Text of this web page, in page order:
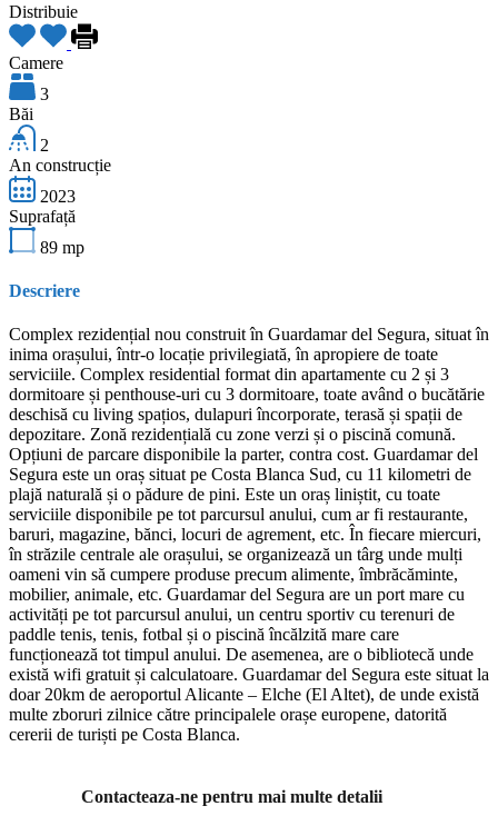
Distribuie
Camere
3
Băi
2
An construcție
2023
Suprafață
89 mp
Descriere
Complex rezidențial nou construit în Guardamar del Segura, situat în
inima orașului, într-o locație privilegiată, în apropiere de toate
serviciile. Complex residential format din apartamente cu 2 și 3
dormitoare și penthouse-uri cu 3 dormitoare, toate având o bucătărie
deschisă cu living spațios, dulapuri încorporate, terasă și spații de
depozitare. Zonă rezidențială cu zone verzi și o piscină comună.
Opțiuni de parcare disponibile la parter, contra cost. Guardamar del
Segura este un oraș situat pe Costa Blanca Sud, cu 11 kilometri de
plajă naturală și o pădure de pini. Este un oraș liniștit, cu toate
serviciile disponibile pe tot parcursul anului, cum ar fi restaurante,
baruri, magazine, bănci, locuri de agrement, etc. În fiecare miercuri,
în străzile centrale ale orașului, se organizează un târg unde mulți
oameni vin să cumpere produse precum alimente, îmbrăcăminte,
mobilier, animale, etc. Guardamar del Segura are un port mare cu
activități pe tot parcursul anului, un centru sportiv cu terenuri de
paddle tenis, tenis, fotbal și o piscină încălzită mare care
funcționează tot timpul anului. De asemenea, are o bibliotecă unde
există wifi gratuit și calculatoare. Guardamar del Segura este situat la
doar 20km de aeroportul Alicante – Elche (El Altet), de unde există
multe zboruri zilnice către principalele orașe europene, datorită
cererii de turiști pe Costa Blanca.
Contacteaza-ne pentru mai multe detalii